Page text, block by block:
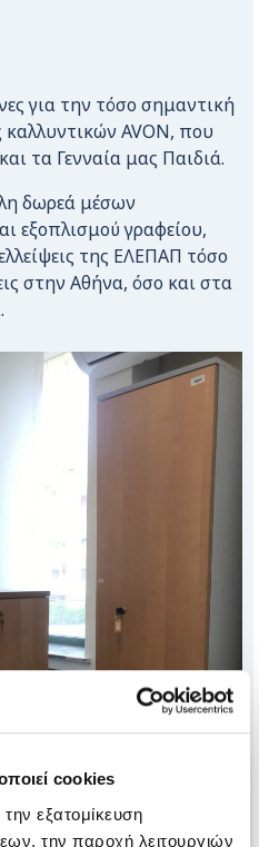
cookies
εξατομίκευση
την παροχή λειτουργιών
για την τόσο σημαντική
καλλυντικών AVON, που
τα Γενναία μας Παιδιά.
δωρεά μέσων
εξοπλισμού γραφείου,
της ΕΛΕΠΑΠ τόσο
στην Αθήνα, όσο και στα